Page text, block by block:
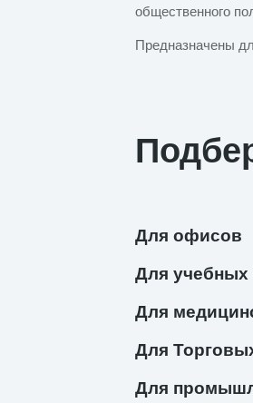
общественного
Предназначены
Для офисов
Для учебных
Для
Для
Для